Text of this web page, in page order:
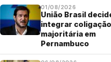
01/08/2026
União Brasil
integrar coligação
majoritária em
Pernambuco